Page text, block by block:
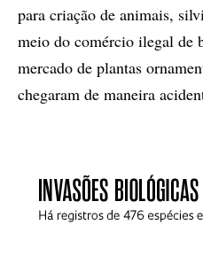
para criação de animais,
meio do comércio ilegal de
mercado de plantas
chegaram de maneira